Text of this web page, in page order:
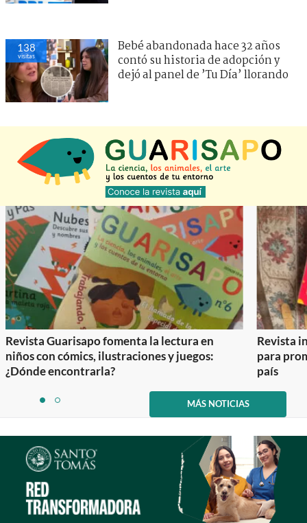
138
visitas
Bebé abandonada hace 32 años
contó su historia de adopción y
dejó al panel de ’Tu Día’ llorando
Revista Guarisapo fomenta la lectura en
niños con cómics, ilustraciones y juegos:
¿Dónde encontrarla?
Revista
para
país
itemitem
2
MÁS NOTICIAS